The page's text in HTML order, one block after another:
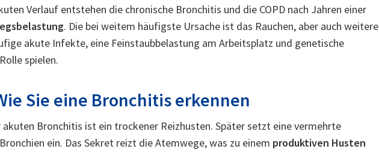
Verlauf entstehen die chronische Bronchitis und die COPD nach Jahren einer
. Die bei weitem häufigste Ursache ist das Rauchen, aber auch weitere
akute Infekte, eine Feinstaubbelastung am Arbeitsplatz und genetische
spielen.
Sie eine Bronchitis erkennen
akuten Bronchitis ist ein trockener Reizhusten. Später setzt eine vermehrte
ein. Das Sekret reizt die Atemwege, was zu einem produktiven Husten